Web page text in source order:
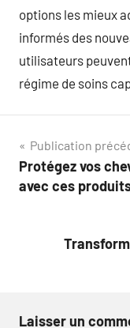
options les mieux
informés des
utilisateurs
régime de soins
Navigation
de
Publication
Protégez vos
avec ces
Laisser un